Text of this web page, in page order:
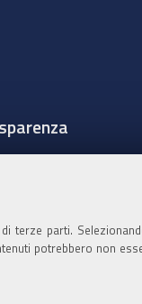
terze parti.
potrebbero non
Legale